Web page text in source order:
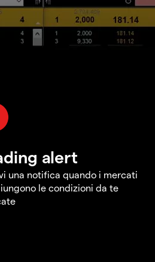
alert
una notifica quando i mercati
le condizioni da te